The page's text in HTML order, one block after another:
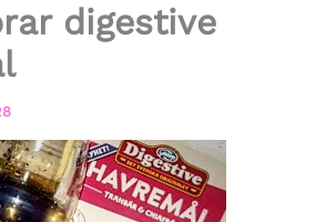
digestive